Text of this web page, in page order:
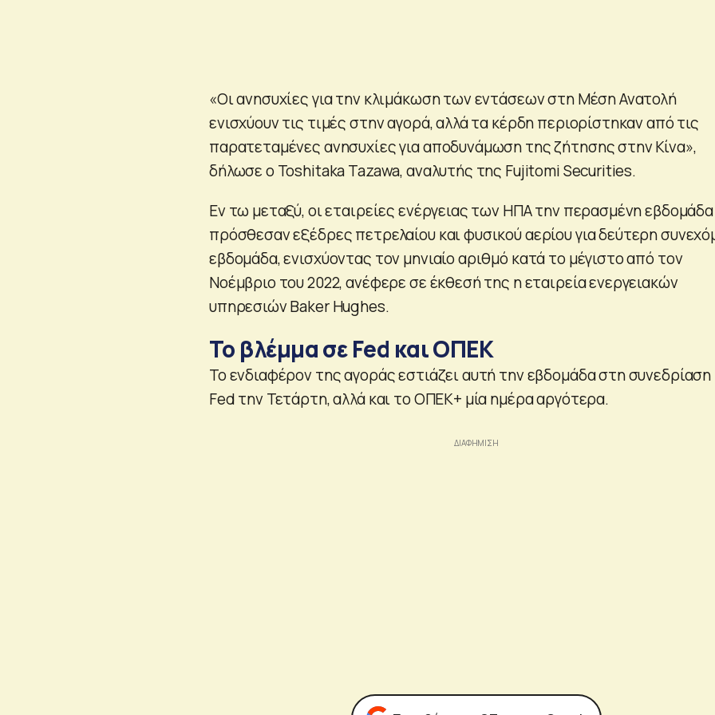
«Οι ανησυχίες για την κλιμάκωση των εντάσεων στη Μέση Ανατολή
ενισχύουν τις τιμές στην αγορά, αλλά τα κέρδη περιορίστηκαν από τις
παρατεταμένες ανησυχίες για αποδυνάμωση της ζήτησης στην Κίνα»,
δήλωσε ο Toshitaka Tazawa, αναλυτής της Fujitomi Securities.
Εν τω μεταξύ, οι εταιρείες ενέργειας των ΗΠΑ την περασμένη εβδομάδα
πρόσθεσαν εξέδρες πετρελαίου και φυσικού αερίου για δεύτερη
εβδομάδα, ενισχύοντας τον μηνιαίο αριθμό κατά το μέγιστο από τον
Νοέμβριο του 2022, ανέφερε σε έκθεσή της η εταιρεία ενεργειακών
υπηρεσιών Baker Hughes.
Το βλέμμα σε Fed και ΟΠΕΚ
Το ενδιαφέρον της αγοράς εστιάζει αυτή την εβδομάδα στη
Fed την Τετάρτη, αλλά και το ΟΠΕΚ+ μία ημέρα αργότερα.